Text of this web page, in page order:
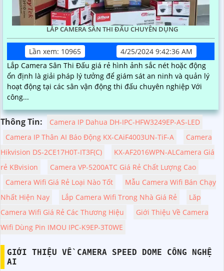
LẮP CAMERA SÂN THI ĐẤU CHUYÊN DỤNG
Lần xem: 10965
4/25/2024 9:42:36 AM
Lắp Camera Sân Thi Đấu giá rẻ hình ảnh sắc nét hoặc động
ổn định là giải pháp lý tưởng để giám sát an ninh và quản lý
hoạt động tại các sân vận động thi đấu chuyên nghiệp Với
công...
Thông Tin:
Camera IP Dahua DH-IPC-HFW3249EP-AS-LED
Camera IP Thân AI Báo Động KX-CAiF4003UN-TiF-A
Camera
Hikvision DS-2CE17H0T-IT3F(C)
KX-AF2016WPN-ALCamera Giá
rẻ KBvision
Camera VP-5200ATC Giá Rẻ Chất Lượng Cao
Camera Wifi Giá Rẻ Loại Nào Tốt
Mẫu Camera Wifi Bán Chạy
Nhất Hiện Nay
Lắp Camera Wifi Trong Nhà Giá Rẻ
Lăp
Camera Wifi Giá Rẻ Các Thương Hiệu
Giới Thiệu Về Camera
Wifi Dùng Pin IMOU IPC-K9EP-3T0WE
GIỚI THIỆU VỀ CAMERA SPEED DOME CÔNG NGHỆ
AI